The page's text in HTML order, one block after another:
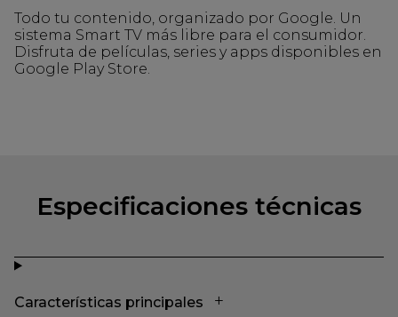
Todo tu contenido, organizado por Google. Un
sistema Smart TV más libre para el consumidor.
Disfruta de películas, series y apps disponibles en
Google Play Store.
Especificaciones técnicas
Características principales